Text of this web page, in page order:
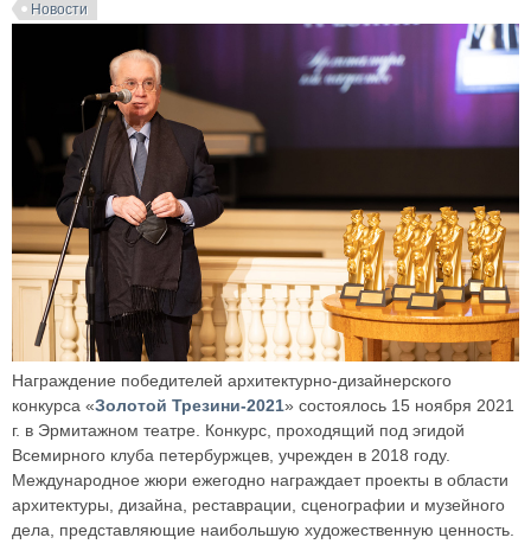
Новости
Награждение победителей архитектурно-дизайнерского
конкурса «Золотой Трезини-2021» состоялось 15 ноября 2021
г. в Эрмитажном театре. Конкурс, проходящий под эгидой
Всемирного клуба петербуржцев, учрежден в 2018 году.
Международное жюри ежегодно награждает проекты в области
архитектуры, дизайна, реставрации, сценографии и музейного
дела, представляющие наибольшую художественную ценность.